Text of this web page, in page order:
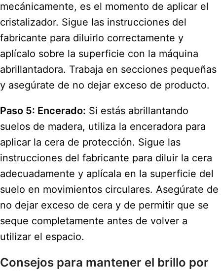
mecánicamente, es el momento de aplicar el
cristalizador. Sigue las instrucciones del
fabricante para diluirlo correctamente y
aplícalo sobre la superficie con la máquina
abrillantadora. Trabaja en secciones pequeñas
y asegúrate de no dejar exceso de producto.
Paso 5: Encerado: Si estás abrillantando
suelos de madera, utiliza la enceradora para
aplicar la cera de protección. Sigue las
instrucciones del fabricante para diluir la cera
adecuadamente y aplícala en la superficie del
suelo en movimientos circulares. Asegúrate de
no dejar exceso de cera y de permitir que se
seque completamente antes de volver a
utilizar el espacio.
Consejos para mantener el brillo por